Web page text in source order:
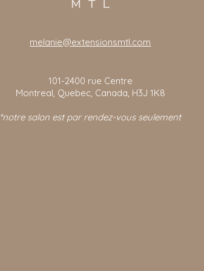
melanie@extensionsmtl.com
101-2400 rue Centre
Montreal, Quebec, Canada, H3J 1K8
*notre salon est par rendez-vous seulement